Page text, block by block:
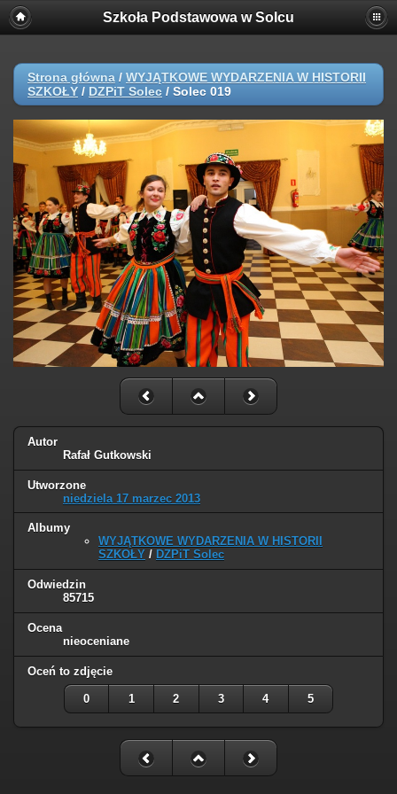
Szkoła Podstawowa w Solcu
Strona główna / WYJĄTKOWE WYDARZENIA W HISTORII
SZKOŁY / DZPiT Solec / Solec 019
Autor
Rafał Gutkowski
Utworzone
niedziela 17 marzec 2013
Albumy
WYJĄTKOWE WYDARZENIA W HISTORII
SZKOŁY / DZPiT Solec
Odwiedzin
85715
Ocena
nieoceniane
Oceń to zdjęcie
0 1 2 3 4 5